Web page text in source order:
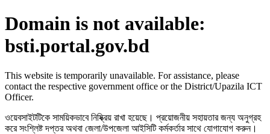
Domain is not available:
bsti.portal.gov.bd
This website is temporarily unavailable. For assistance, please
contact the respective government office or the District/Upazila ICT
Officer.
ওয়েবসাইটটিকে সাময়িকভাবে নিষ্ক্রিয় রাখা হয়েছে। প্রয়োজনীয় সহায়তার জন্য অনুগ্রহ
করে সংশ্লিষ্ট দপ্তর অথবা জেলা/উপজেলা আইসিটি কর্মকর্তার সাথে যোগাযোগ করুন।